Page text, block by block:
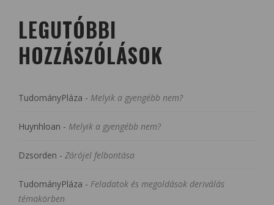
LEGUTÓBBI
HOZZÁSZÓLÁSOK
TudományPláza - Melyik a gyengébb nem?
Huynhloan - Melyik a gyengébb nem?
Dzsorden - Zárójel felbontása
TudományPláza - Feladatok és megoldások deriválás
témakörben